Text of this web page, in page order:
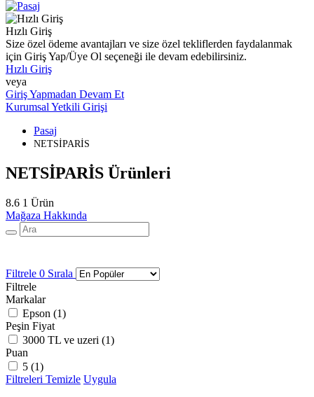
Hızlı Giriş
Size özel ödeme avantajları ve size özel tekliflerden faydalanmak
için Giriş Yap/Üye Ol seçeneği ile devam edebilirsiniz.
Hızlı Giriş
veya
Giriş Yapmadan Devam Et
Kurumsal Yetkili Girişi
Pasaj
NETSİPARİS
NETSİPARİS Ürünleri
8.6 1 Ürün
Mağaza Hakkında
Filtrele 0 Sırala
Filtrele
Markalar
Epson (1)
Peşin Fiyat
3000 TL ve uzeri (1)
Puan
5 (1)
Filtreleri Temizle Uygula